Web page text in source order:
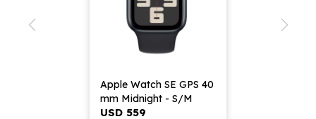
Apple Watch SE GPS 40
mm Midnight - S/M
USD 559